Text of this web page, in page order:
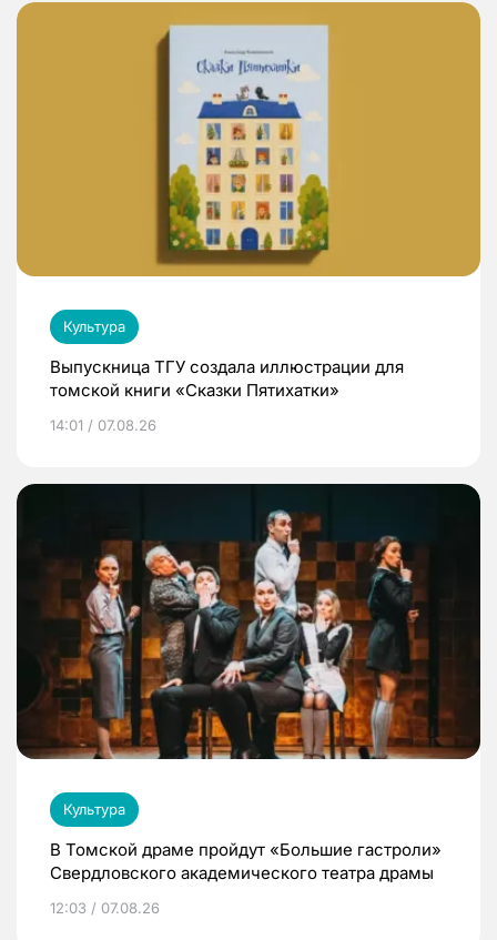
Культура
Выпускница ТГУ создала иллюстрации для
томской книги «Сказки Пятихатки»
14:01 / 07.08.26
Культура
В Томской драме пройдут «Большие гастроли»
Свердловского академического театра драмы
12:03 / 07.08.26